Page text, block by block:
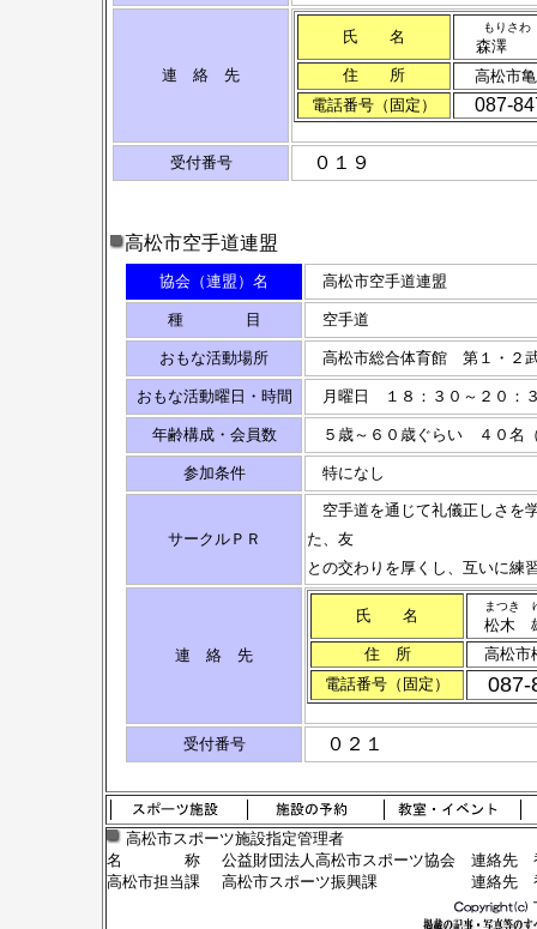
連 絡 先
氏 名
もりさわ
森澤
住 所
高松市
電話番号（固定）
087-
受付番号 ０１９
高松市空手道連盟
協会（連盟）名 高松市空手道連盟
種 目 空手道
おもな活動場所 高松市総合体育館 第１・２
おもな活動曜日・時間 月曜日 １８：３０～２０：
年齢構成・会員数 ５歳～６０歳ぐらい ４０名
参加条件 特になし
サークルＰＲ
空手道を通じて礼儀正しさを
た、友
との交わりを厚くし、互いに練
連 絡 先
氏 名
まつき
松木
住 所
高松市
電話番号（固定）
087-
受付番号 ０２１
高松市スポーツ施設指定管理者
名 称
公益財団法人高松市スポーツ協会
連絡先
高松市担当課
高松市スポーツ振興課 連絡先